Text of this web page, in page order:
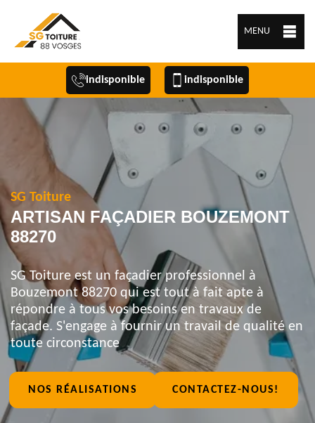
MENU
indisponible indisponible
SG Toiture
ARTISAN FAÇADIER BOUZEMONT
88270
SG Toiture est un façadier professionnel à
Bouzemont 88270 qui est tout à fait apte à
répondre à tous vos besoins en travaux de
façade. S'engage à fournir un travail de qualité en
toute circonstance
NOS RÉALISATIONS CONTACTEZ-NOUS!